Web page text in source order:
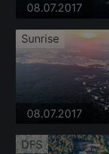
08.07.2017
Sunrise
08.07.2017
DFS